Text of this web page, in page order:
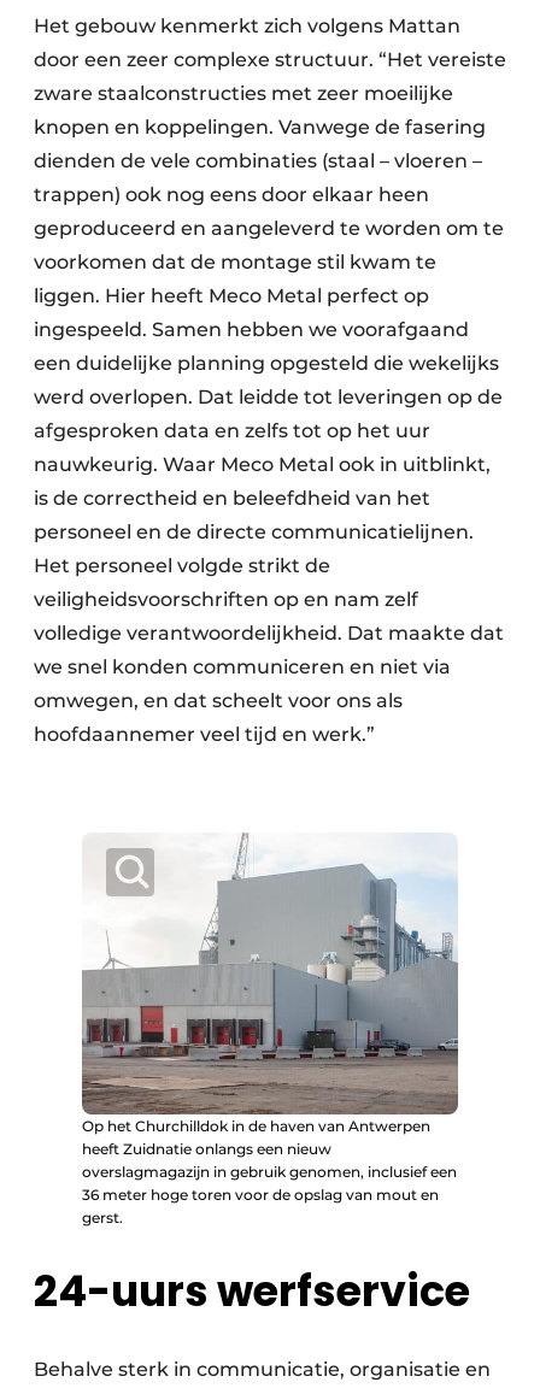
Het gebouw kenmerkt zich volgens Mattan
door een zeer complexe structuur. “Het vereiste
zware staalconstructies met zeer moeilijke
knopen en koppelingen. Vanwege de fasering
dienden de vele combinaties (staal – vloeren –
trappen) ook nog eens door elkaar heen
geproduceerd en aangeleverd te worden om te
voorkomen dat de montage stil kwam te
liggen. Hier heeft Meco Metal perfect op
ingespeeld. Samen hebben we voorafgaand
een duidelijke planning opgesteld die wekelijks
werd overlopen. Dat leidde tot leveringen op de
afgesproken data en zelfs tot op het uur
nauwkeurig. Waar Meco Metal ook in uitblinkt,
is de correctheid en beleefdheid van het
personeel en de directe communicatielijnen.
Het personeel volgde strikt de
veiligheidsvoorschriften op en nam zelf
volledige verantwoordelijkheid. Dat maakte dat
we snel konden communiceren en niet via
omwegen, en dat scheelt voor ons als
hoofdaannemer veel tijd en werk.”
Op het Churchilldok in de haven van Antwerpen
heeft Zuidnatie onlangs een nieuw
overslagmagazijn in gebruik genomen, inclusief een
36 meter hoge toren voor de opslag van mout en
gerst.
24-uurs werfservice
Behalve sterk in communicatie, organisatie en